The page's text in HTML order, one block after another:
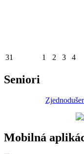
31
1 2 3 4
Seniori
Mobilná